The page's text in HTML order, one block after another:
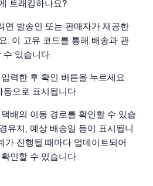
트래킹하나요?
면 발송인 또는 판매자가 제공한
. 이 고유 코드를 통해 배송과 관
수 있습니다.
력한 후 확인 버튼을 누르세요.
으로 표시됩니다.
배의 이동 경로를 확인할 수 있습
유지, 예상 배송일 등이 표시됩니
가 진행될 때마다 업데이트되어
인할 수 있습니다.